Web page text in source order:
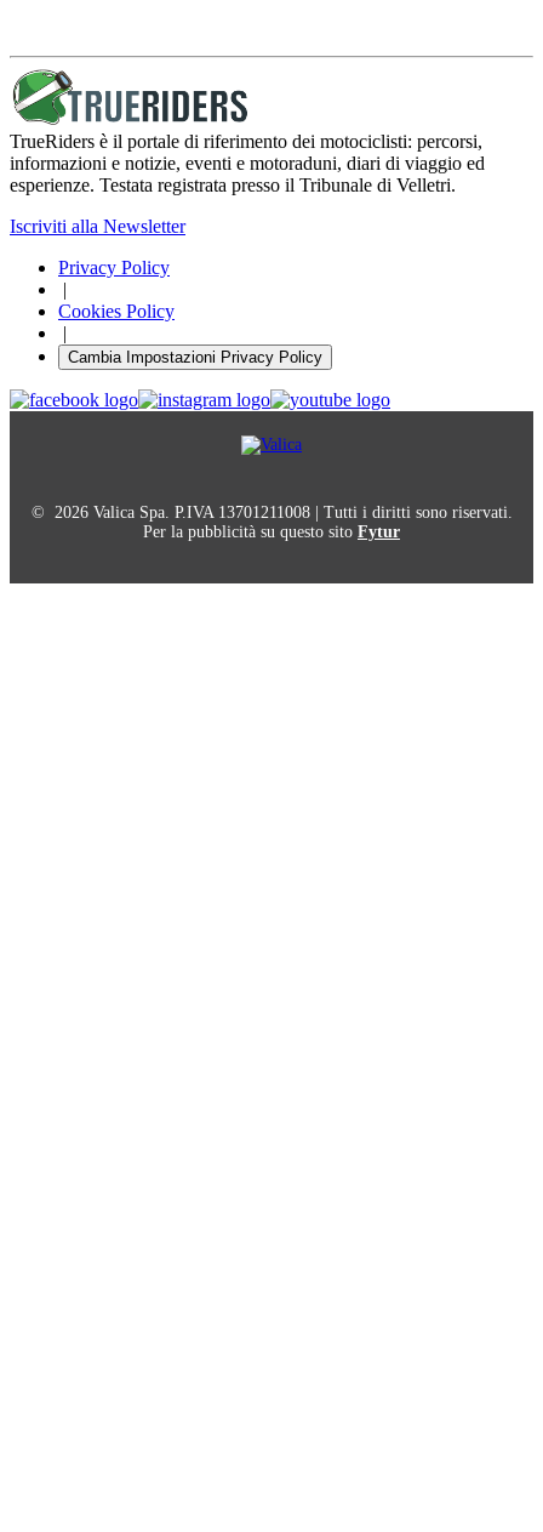
TrueRiders è il portale di riferimento dei motociclisti: percorsi,
informazioni e notizie, eventi e motoraduni, diari di viaggio ed
esperienze. Testata registrata presso il Tribunale di Velletri.
Iscriviti alla Newsletter
Privacy Policy
|
Cookies Policy
|
Cambia Impostazioni Privacy Policy
© 2026 Valica Spa. P.IVA 13701211008 | Tutti i diritti sono riservati.
Per la pubblicità su questo sito Fytur